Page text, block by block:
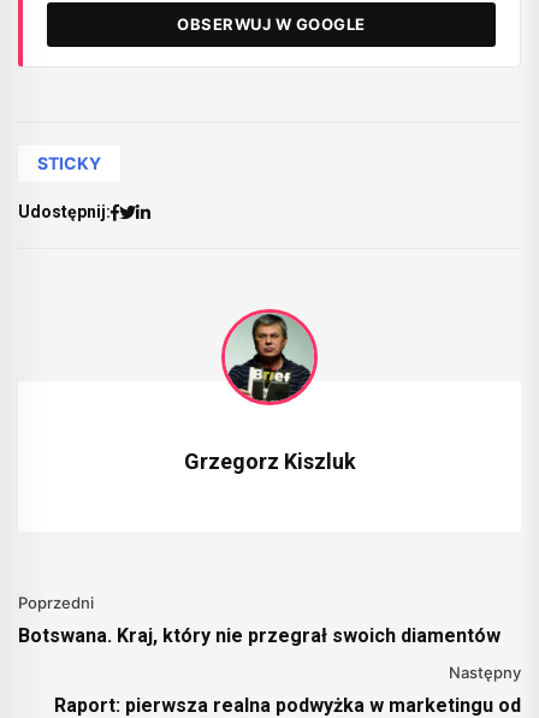
OBSERWUJ W GOOGLE
STICKY
Udostępnij:
Grzegorz Kiszluk
Poprzedni
Botswana. Kraj, który nie przegrał swoich diamentów
Następny
Raport: pierwsza realna podwyżka w marketingu od